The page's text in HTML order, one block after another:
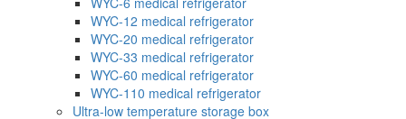
WYC-12 medical refrigerator
WYC-20 medical refrigerator
WYC-33 medical refrigerator
WYC-60 medical refrigerator
WYC-110 medical refrigerator
Ultra-low temperature storage box